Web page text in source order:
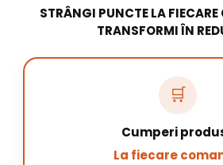
STRÂNGI PUNCTE LA
TRANSFORMI ÎN
🛒
Cumperi
La fiecare